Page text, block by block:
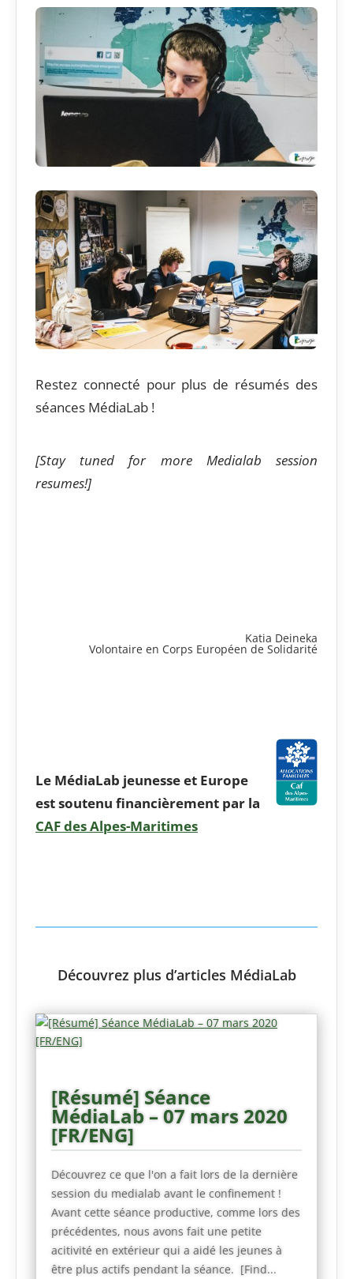
Restez connecté pour plus de résumés des
séances MédiaLab !
[Stay tuned for more Medialab session
resumes!]
Katia Deineka
Volontaire en Corps Européen de Solidarité
Le MédiaLab jeunesse et Europe
est soutenu financièrement par la
CAF des Alpes-Maritimes
Découvrez plus d’articles MédiaLab
[Résumé] Séance
MédiaLab – 07 mars 2020
[FR/ENG]
Découvrez ce que l'on a fait lors de la dernière
session du medialab avant le confinement !
Avant cette séance productive, comme lors des
précédentes, nous avons fait une petite
acitivité en extérieur qui a aidé les jeunes à
être plus actifs pendant la séance. [Find...